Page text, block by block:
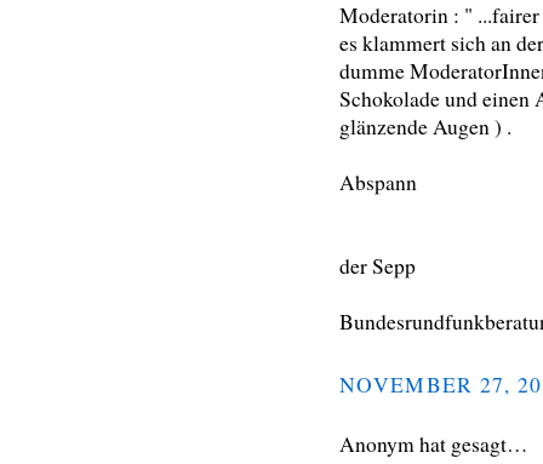
Moderatorin : "
es klammert sich an
dumme
Schokolade und einen
glänzende Augen ) .
Abspann
der Sepp
NOVEMBER 27,
Anonym hat gesagt…